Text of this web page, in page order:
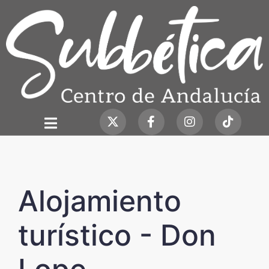
Alojamiento
turístico - Don